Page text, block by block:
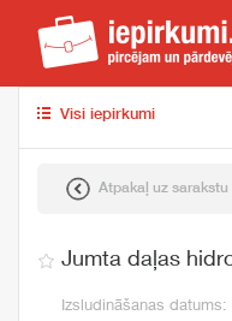
Visi iepirkumi
Atpakaļ uz sarakstu
Jumta daļas
Izsludināšanas datums: